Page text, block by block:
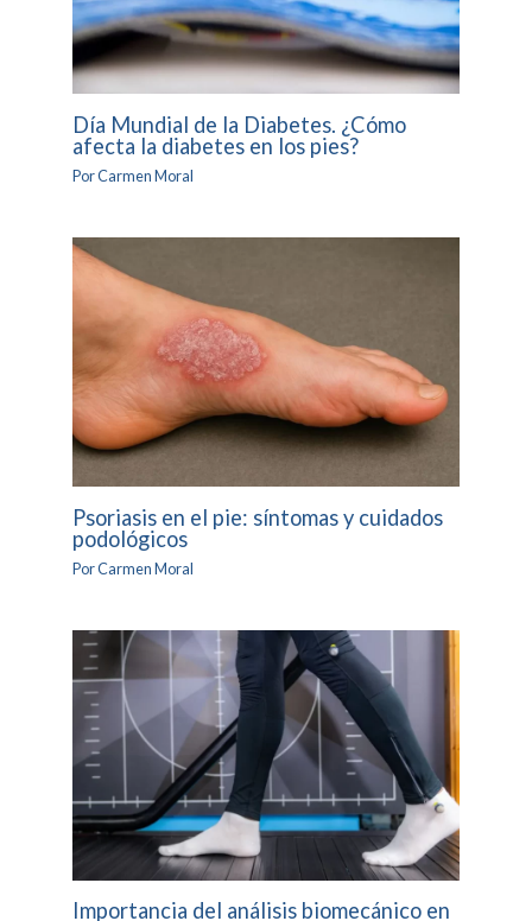
Día Mundial de la Diabetes. ¿Cómo
afecta la diabetes en los pies?
PorCarmen Moral
Psoriasis en el pie: síntomas y cuidados
podológicos
PorCarmen Moral
Importancia del análisis biomecánico en